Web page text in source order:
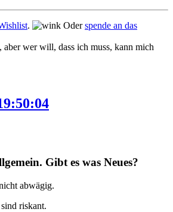
. Oderspende an das
wer will, dass ich muss, kann mich
Gibt es was Neues?
abwägig.
riskant.